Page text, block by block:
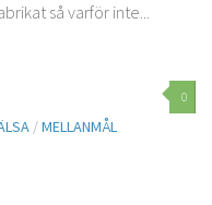
så varför inte...
0
/MELLANMÅL